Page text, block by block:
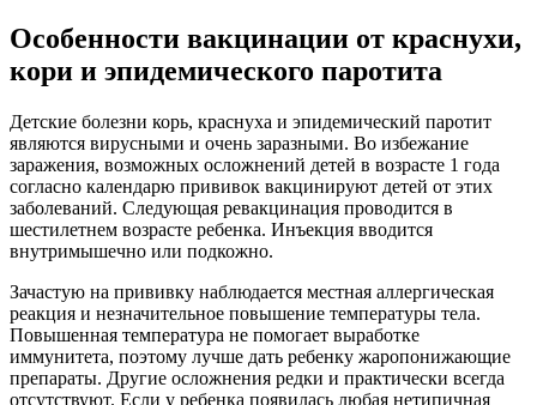
Особенности вакцинации от краснухи,
кори и эпидемического паротита
Детские болезни корь, краснуха и эпидемический паротит
являются вирусными и очень заразными. Во избежание
заражения, возможных осложнений детей в возрасте 1 года
согласно календарю прививок вакцинируют детей от этих
заболеваний. Следующая ревакцинация проводится в
шестилетнем возрасте ребенка. Инъекция вводится
внутримышечно или подкожно.
Зачастую на прививку наблюдается местная аллергическая
реакция и незначительное повышение температуры тела.
Повышенная температура не помогает выработке
иммунитета, поэтому лучше дать ребенку жаропонижающие
препараты. Другие осложнения редки и практически всегда
отсутствуют. Если у ребенка появилась любая нетипичная